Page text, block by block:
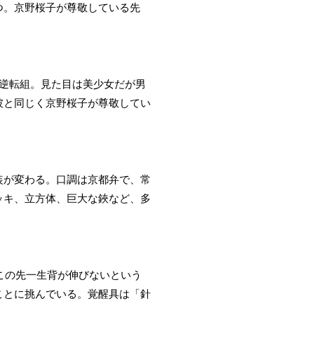
京野桜子が尊敬している先
転組。見た目は美少女だが男
同じく京野桜子が尊敬してい
変わる。口調は京都弁で、常
、立方体、巨大な鋏など、多
先一生背が伸びないという
に挑んでいる。覚醒具は「針